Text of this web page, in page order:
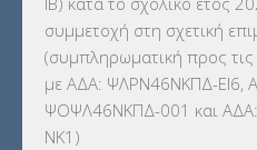
ΕΥΡΩΠΑΪΚΑ
ΚΕΣΥ(60)
ΚΕΣΥΠ(109)
συμμετοχή στη σχετική
(συμπληρωματική προς
με ΑΔΑ: ΨΛΡΝ46ΝΚΠΔ-ΕΙ6,
ΨΟΨΛ46ΝΚΠΔ-001 και
ΝΚ1)